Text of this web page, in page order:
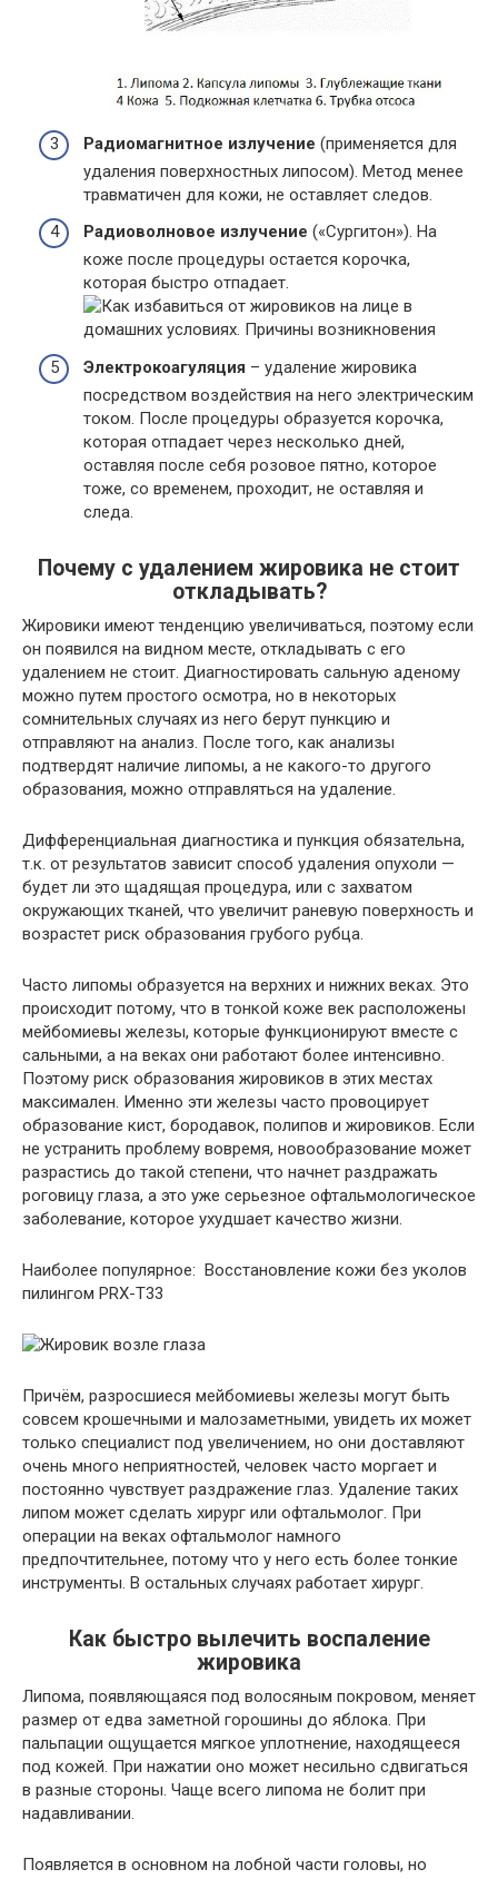
Радиомагнитное излучение (применяется для
удаления поверхностных липосом). Метод менее
травматичен для кожи, не оставляет следов.
Радиоволновое излучение («Сургитон»). На
коже после процедуры остается корочка,
которая быстро отпадает.
Электрокоагуляция – удаление жировика
посредством воздействия на него электрическим
током. После процедуры образуется корочка,
которая отпадает через несколько дней,
оставляя после себя розовое пятно, которое
тоже, со временем, проходит, не оставляя и
следа.
Почему с удалением жировика не стоит
откладывать?
Жировики имеют тенденцию увеличиваться, поэтому если
он появился на видном месте, откладывать с его
удалением не стоит. Диагностировать сальную аденому
можно путем простого осмотра, но в некоторых
сомнительных случаях из него берут пункцию и
отправляют на анализ. После того, как анализы
подтвердят наличие липомы, а не какого-то другого
образования, можно отправляться на удаление.
Дифференциальная диагностика и пункция обязательна,
т.к. от результатов зависит способ удаления опухоли —
будет ли это щадящая процедура, или с захватом
окружающих тканей, что увеличит раневую поверхность и
возрастет риск образования грубого рубца.
Часто липомы образуется на верхних и нижних веках. Это
происходит потому, что в тонкой коже век расположены
мейбомиевы железы, которые функционируют вместе с
сальными, а на веках они работают более интенсивно.
Поэтому риск образования жировиков в этих местах
максимален. Именно эти железы часто провоцирует
образование кист, бородавок, полипов и жировиков. Если
не устранить проблему вовремя, новообразование может
разрастись до такой степени, что начнет раздражать
роговицу глаза, а это уже серьезное офтальмологическое
заболевание, которое ухудшает качество жизни.
Наиболее популярное: Восстановление кожи без уколов
пилингом PRX-T33
Причём, разросшиеся мейбомиевы железы могут быть
совсем крошечными и малозаметными, увидеть их может
только специалист под увеличением, но они доставляют
очень много неприятностей, человек часто моргает и
постоянно чувствует раздражение глаз. Удаление таких
липом может сделать хирург или офтальмолог. При
операции на веках офтальмолог намного
предпочтительнее, потому что у него есть более тонкие
инструменты. В остальных случаях работает хирург.
Как быстро вылечить воспаление
жировика
Липома, появляющаяся под волосяным покровом, меняет
размер от едва заметной горошины до яблока. При
пальпации ощущается мягкое уплотнение, находящееся
под кожей. При нажатии оно может несильно сдвигаться
в разные стороны. Чаще всего липома не болит при
надавливании.
Появляется в основном на лобной части головы, но